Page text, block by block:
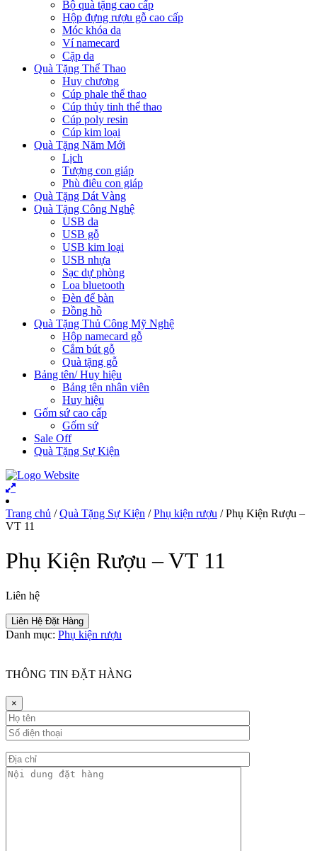
Bộ quà tặng cao cấp
Hộp đựng rượu gỗ cao cấp
Móc khóa da
Ví namecard
Cặp da
Quà Tặng Thể Thao
Huy chương
Cúp phale thể thao
Cúp thủy tinh thể thao
Cúp poly resin
Cúp kim loại
Quà Tặng Năm Mới
Lịch
Tượng con giáp
Phù điêu con giáp
Quà Tặng Dát Vàng
Quà Tặng Công Nghệ
USB da
USB gỗ
USB kim loại
USB nhựa
Sạc dự phòng
Loa bluetooth
Đèn để bàn
Đồng hồ
Quà Tặng Thủ Công Mỹ Nghệ
Hộp namecard gỗ
Cắm bút gỗ
Quà tặng gỗ
Bảng tên/ Huy hiệu
Bảng tên nhân viên
Huy hiệu
Gốm sứ cao cấp
Gốm sứ
Sale Off
Quà Tặng Sự Kiện
Trang chủ /Quà Tặng Sự Kiện /Phụ kiện rượu / Phụ Kiện Rượu –
VT 11
Phụ Kiện Rượu – VT 11
Liên hệ
Liên Hệ Đặt Hàng
Danh mục: Phụ kiện rượu
THÔNG TIN ĐẶT HÀNG
×